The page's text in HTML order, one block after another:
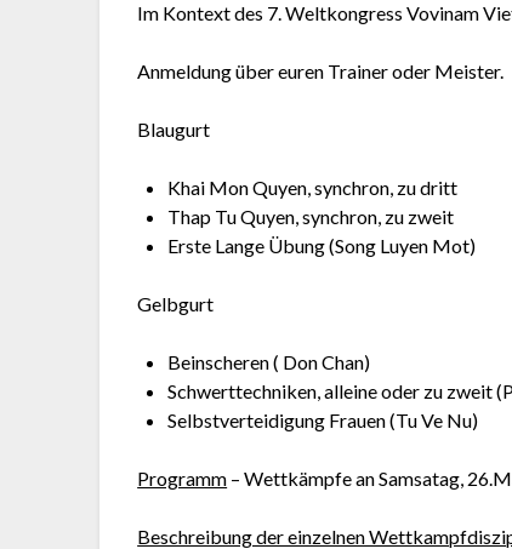
Im Kontext des 7. Weltkongress Vovinam
Anmeldung über euren Trainer oder Meister.
Blaugurt
Khai Mon Quyen, synchron, zu dritt
Thap Tu Quyen, synchron, zu zweit
Erste Lange Übung (Song Luyen Mot)
Gelbgurt
Beinscheren ( Don Chan)
Schwerttechniken, alleine oder zu zweit
Selbstverteidigung Frauen (Tu Ve Nu)
Programm – Wettkämpfe an Samsatag,
Beschreibung der einzelnen